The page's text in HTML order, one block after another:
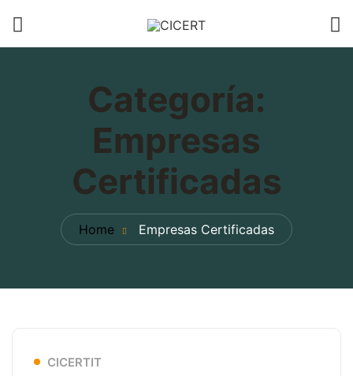
Categoría:
Empresas
Certificadas
Home Empresas Certificadas
CICERTIT